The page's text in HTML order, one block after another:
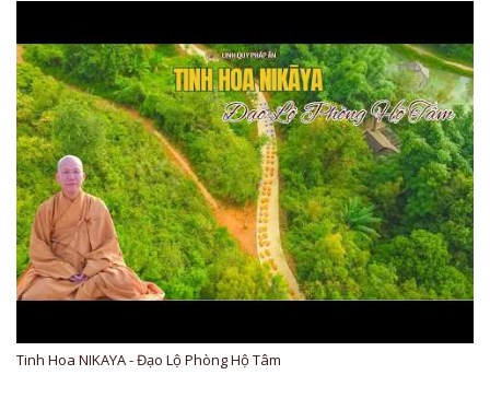
Tinh Hoa NIKAYA - Đạo Lộ Phòng Hộ Tâm